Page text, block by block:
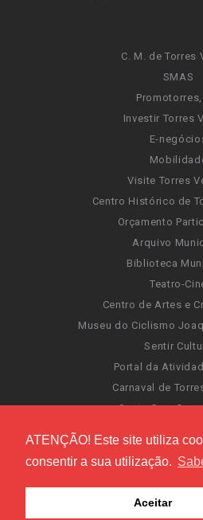
ATENÇÃO! Este site utiliza
consentir a sua utilização.
Aceitar
C. M. de Torres
SMAS
Promotorres,
Investir Torres
E-
Visite Torres
Centro Histórico de
Orçamento
Arquivo
Biblioteca
Teatro-
Centro de Artes e
Museu do Ciclismo
Sentir
Portal da
Carnaval de
Santa Cruz